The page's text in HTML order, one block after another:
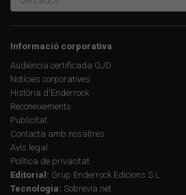
Informació corporativa
Audiència certificada OJD
Notícies corporatives
Història d'Enderrock
Reconeixements
Publicitat
Contacta amb nosaltres
Avís legal
Política de privacitat
Editorial: Grup Enderrock Edicions S.L.
Tecnologia: Sobrevia.net